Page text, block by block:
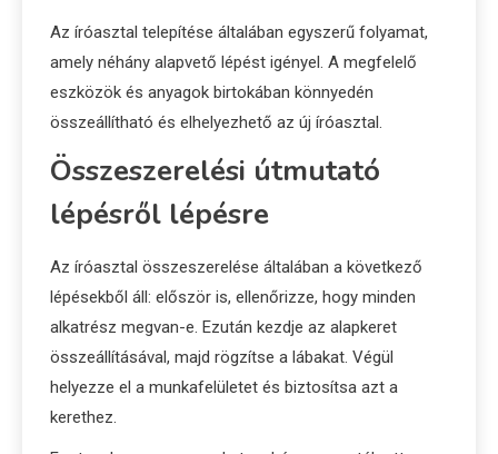
Az íróasztal telepítése általában egyszerű folyamat,
amely néhány alapvető lépést igényel. A megfelelő
eszközök és anyagok birtokában könnyedén
összeállítható és elhelyezhető az új íróasztal.
Összeszerelési útmutató
lépésről lépésre
Az íróasztal összeszerelése általában a következő
lépésekből áll: először is, ellenőrizze, hogy minden
alkatrész megvan-e. Ezután kezdje az alapkeret
összeállításával, majd rögzítse a lábakat. Végül
helyezze el a munkafelületet és biztosítsa azt a
kerethez.